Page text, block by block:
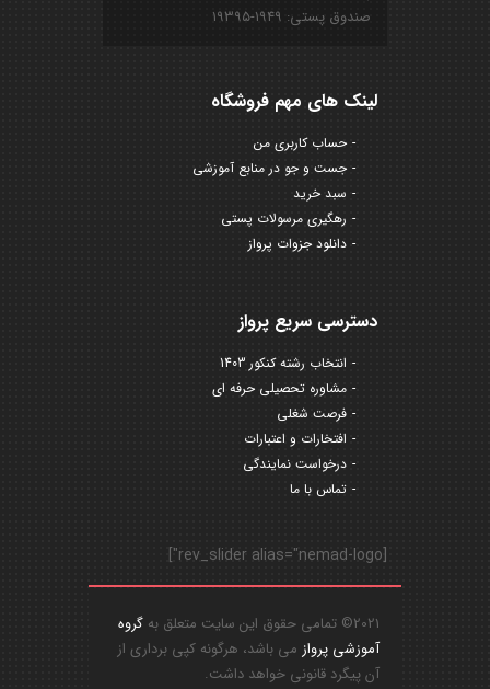
صندوق پستی: ۱۹۴۹-۱۹۳۹۵
لینک های مهم فروشگاه
حساب کاربری من
جست و جو در منابع آموزشی
سبد خرید
رهگیری مرسولات پستی
دانلود جزوات پرواز
دسترسی سریع پرواز
انتخاب رشته کنکور 1403
مشاوره تحصیلی حرفه ای
فرصت شغلی
افتخارات و اعتبارات
درخواست نمایندگی
تماس با ما
[rev_slider alias="nemad-logo"]
2021© تمامی حقوق این سایت متعلق به
گروه
آموزشی پرواز می باشد، هرگونه کپی برداری از
آن پیگرد قانونی خواهد داشت.